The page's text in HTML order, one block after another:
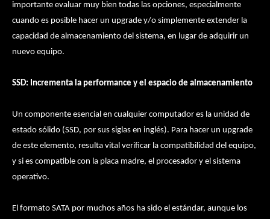
importante evaluar muy bien todas las opciones, especialmente
cuando es posible hacer un upgrade y/o simplemente extender la
capacidad de almacenamiento del sistema, en lugar de adquirir un
nuevo equipo.
SSD: Incrementa la performance y el espacio de almacenamiento
Un componente esencial en cualquier computador es la unidad de
estado sólido (SSD, por sus siglas en inglés). Para hacer un upgrade
de este elemento, resulta vital verificar la compatibilidad del equipo,
y si es compatible con la placa madre, el procesador y el sistema
operativo.
El formato SATA por muchos años ha sido el estándar, aunque los